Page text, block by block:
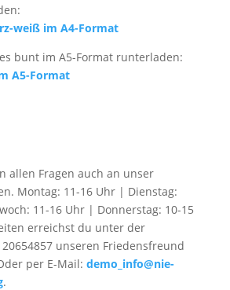
weiß im A4-Format
bunt im A5-Format runterladen:
A5-Format
allen Fragen auch an unser
Montag: 11-16 Uhr | Dienstag:
11-16 Uhr | Donnerstag: 10-15
erreichst du unter der
unseren Friedensfreund
per E-Mail: demo_info@nie-
.